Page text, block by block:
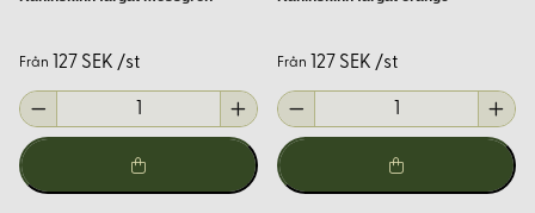
Varför välja Korps.se?
Med över 30 års erfarenhet av naturmaterial och en trygg e-
handel sedan 2001 är Korps.se din pålitliga partner när det
gäller kaninskinn och andra naturmaterial. Vi erbjuder:
Från 127 SEK /st Från 127 SEK /st